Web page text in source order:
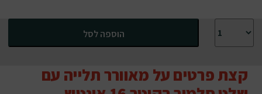
הוספה לסל
קצת פרטים על מאוורר תלייה עם